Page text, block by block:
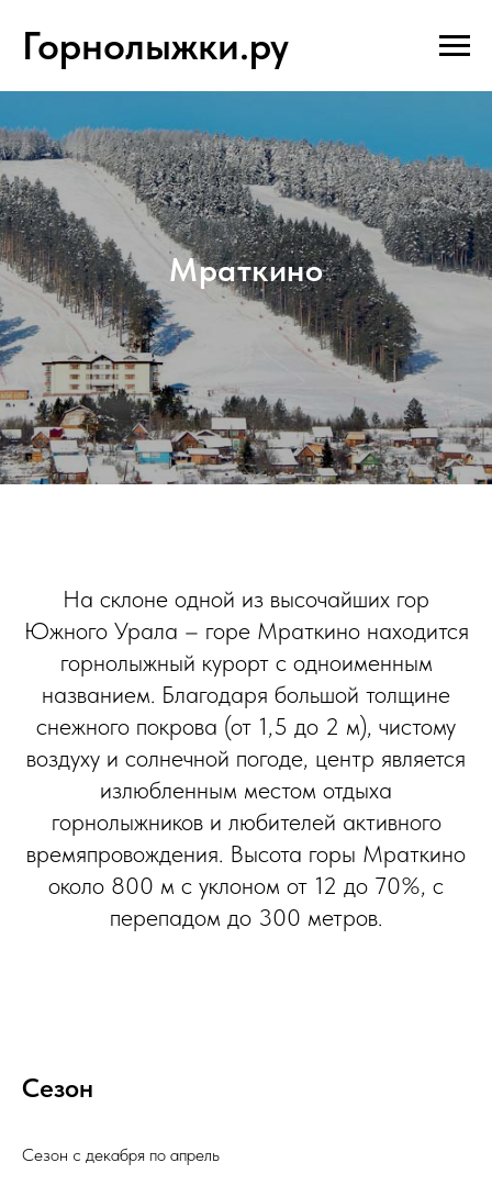
Горнолыжки.ру
Мраткино
На склоне одной из высочайших гор
Южного Урала – горе Мраткино находится
горнолыжный курорт с одноименным
названием. Благодаря большой толщине
снежного покрова (от 1,5 до 2 м), чистому
воздуху и солнечной погоде, центр является
излюбленным местом отдыха
горнолыжников и любителей активного
времяпровождения. Высота горы Мраткино
около 800 м с уклоном от 12 до 70%, с
перепадом до 300 метров.
Сезон
Сезон с декабря по апрель